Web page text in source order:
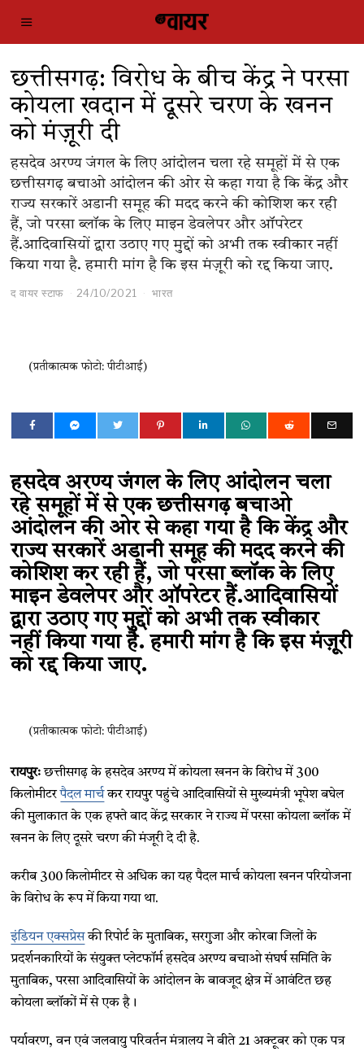
छत्तीसगढ़: विरोध के बीच केंद्र ने परसा
कोयला खदान में दूसरे चरण के खनन
को मंज़ूरी दी
हसदेव अरण्य जंगल के लिए आंदोलन चला रहे समूहों में से एक
छत्तीसगढ़ बचाओ आंदोलन की ओर से कहा गया है कि केंद्र और
राज्य सरकारें अडानी समूह की मदद करने की कोशिश कर रही
हैं, जो परसा ब्लॉक के लिए माइन डेवलेपर और ऑपरेटर
हैं.आदिवासियों द्वारा उठाए गए मुद्दों को अभी तक स्वीकार नहीं
किया गया है. हमारी मांग है कि इस मंज़ूरी को रद्द किया जाए.
द वायर स्टाफ 24/10/2021 भारत
(प्रतीकात्मक फोटो: पीटीआई)
हसदेव अरण्य जंगल के लिए आंदोलन चला
रहे समूहों में से एक छत्तीसगढ़ बचाओ
आंदोलन की ओर से कहा गया है कि केंद्र और
राज्य सरकारें अडानी समूह की मदद करने की
कोशिश कर रही हैं, जो परसा ब्लॉक के लिए
माइन डेवलेपर और ऑपरेटर हैं.आदिवासियों
द्वारा उठाए गए मुद्दों को अभी तक स्वीकार
नहीं किया गया है. हमारी मांग है कि इस मंज़ूरी
को रद्द किया जाए.
(प्रतीकात्मक फोटो: पीटीआई)
रायपुरःछत्तीसगढ़ के हसदेव अरण्य में कोयला खनन के विरोध में 300
किलोमीटरपैदल मार्चकर रायपुर पहुंचे आदिवासियों से मुख्यमंत्री भूपेश बघेल
की मुलाकात के एक हफ्ते बाद केंद्र सरकार ने राज्य में परसा कोयला ब्लॉक में
खनन के लिए दूसरे चरण की मंजूरी दे दी है.
करीब 300 किलोमीटर से अधिक का यह पैदल मार्च कोयला खनन परियोजना
के विरोध के रूप में किया गया था.
इंडियन एक्सप्रेसकी रिपोर्ट के मुताबिक, सरगुजा और कोरबा जिलों के
प्रदर्शनकारियों के संयुक्त प्लेटफॉर्म हसदेव अरण्य बचाओ संघर्ष समिति के
मुताबिक, परसा आदिवासियों के आंदोलन के बावजूद क्षेत्र में आवंटित छह
कोयला ब्लॉकों में से एक है।
पर्यावरण, वन एवं जलवायु परिवर्तन मंत्रालय ने बीते 21 अक्टूबर को एक पत्र